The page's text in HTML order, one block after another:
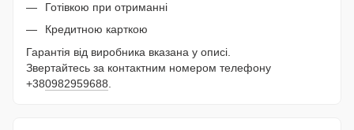
Готівкою при отриманні
Кредитною карткою
Гарантія від виробника вказана у описі.
Звертайтесь за контактним номером телефону
+380982959688